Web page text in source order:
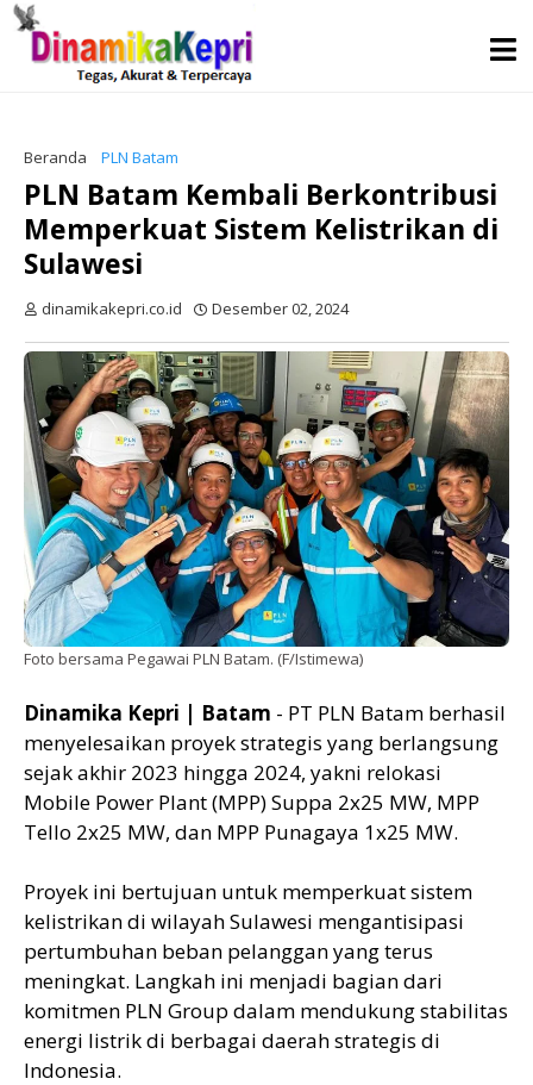
Beranda PLN Batam
PLN Batam Kembali Berkontribusi
Memperkuat Sistem Kelistrikan di
Sulawesi
dinamikakepri.co.id Desember 02, 2024
Foto bersama Pegawai PLN Batam. (F/Istimewa)
Dinamika Kepri | Batam - PT PLN Batam berhasil
menyelesaikan proyek strategis yang berlangsung
sejak akhir 2023 hingga 2024, yakni relokasi
Mobile Power Plant (MPP) Suppa 2x25 MW, MPP
Tello 2x25 MW, dan MPP Punagaya 1x25 MW.
Proyek ini bertujuan untuk memperkuat sistem
kelistrikan di wilayah Sulawesi mengantisipasi
pertumbuhan beban pelanggan yang terus
meningkat. Langkah ini menjadi bagian dari
komitmen PLN Group dalam mendukung stabilitas
energi listrik di berbagai daerah strategis di
Indonesia.